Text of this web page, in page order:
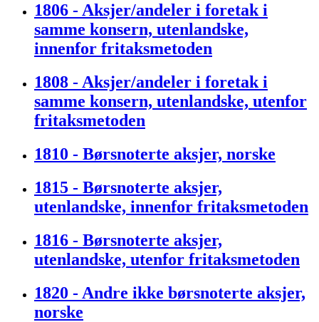
1806 - Aksjer/andeler i foretak i
samme konsern, utenlandske,
innenfor fritaksmetoden
1808 - Aksjer/andeler i foretak i
samme konsern, utenlandske, utenfor
fritaksmetoden
1810 - Børsnoterte aksjer, norske
1815 - Børsnoterte aksjer,
utenlandske, innenfor fritaksmetoden
1816 - Børsnoterte aksjer,
utenlandske, utenfor fritaksmetoden
1820 - Andre ikke børsnoterte aksjer,
norske